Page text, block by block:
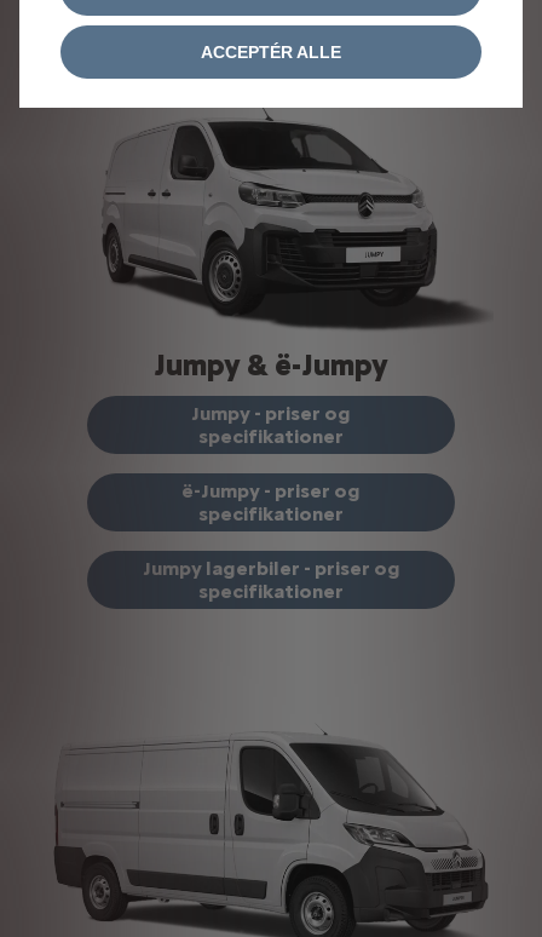
Jumpy & ë-Jumpy
Jumpy - priser og
specifikationer
ë-Jumpy - priser og
specifikationer
Jumpy lagerbiler - priser og
specifikationer
ACCEPTÉR ALLE